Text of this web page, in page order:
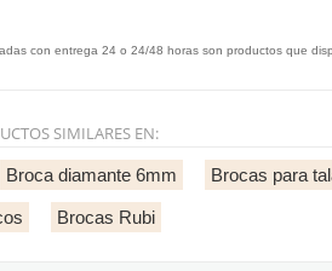
con entrega 24 o 24/48 horas son productos que
SIMILARES EN:
Broca diamante 6mm Brocas para
Brocas Rubi